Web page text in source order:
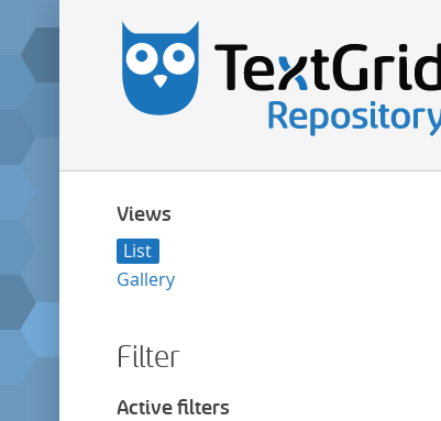
Views
List
Gallery
Filter
Active filters